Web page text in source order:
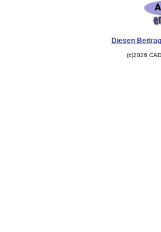
Diesen
(c)2026